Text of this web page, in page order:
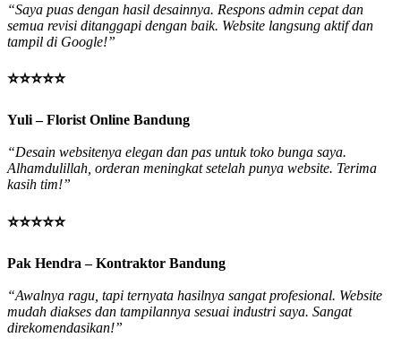
“Saya puas dengan hasil desainnya. Respons admin cepat dan
semua revisi ditanggapi dengan baik. Website langsung aktif dan
tampil di Google!”
⭐⭐⭐⭐⭐
Yuli – Florist Online Bandung
“Desain websitenya elegan dan pas untuk toko bunga saya.
Alhamdulillah, orderan meningkat setelah punya website. Terima
kasih tim!”
⭐⭐⭐⭐⭐
Pak Hendra – Kontraktor Bandung
“Awalnya ragu, tapi ternyata hasilnya sangat profesional. Website
mudah diakses dan tampilannya sesuai industri saya. Sangat
direkomendasikan!”